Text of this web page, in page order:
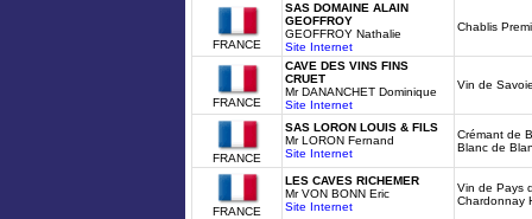
FRANCE
SAS DOMAINE ALAIN
GEOFFROY
GEOFFROY Nathalie
Site Internet
Chablis
FRANCE
CAVE DES VINS FINS
CRUET
Mr DANANCHET Dominique
Site Internet
Vin de
FRANCE
SAS LORON LOUIS & FILS
Mr LORON Fernand
Site Internet
Crémant de
Blanc de
FRANCE
LES CAVES RICHEMER
Mr VON BONN Eric
Site Internet
Vin de Pays
Chardonnay